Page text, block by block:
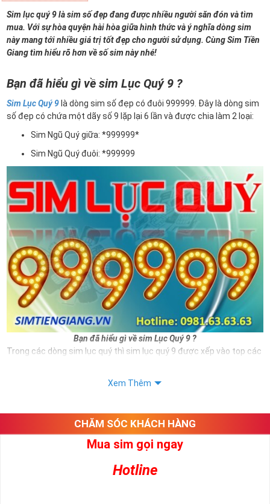
Sim lục quý 9 là sim số đẹp đang được nhiều người săn đón và tìm
mua. Với sự hòa quyện hài hòa giữa hình thức và ý nghĩa dòng sim
này mang tới nhiều giá trị tốt đẹp cho người sử dụng. Cùng Sim Tiền
Giang tìm hiểu rõ hơn về số sim này nhé!
Bạn đã hiểu gì về sim Lục Quý 9 ?
Sim Lục Quý 9 là dòng sim số đẹp có đuôi 999999. Đây là dòng sim
số đẹp có chứa một dãy số 9 lặp lại 6 lần và được chia làm 2 loại:
Sim Ngũ Quý giữa: *999999*
Sim Ngũ Quý đuôi: *999999
Bạn đã hiểu gì về sim Lục Quý 9 ?
Trong các dòng sim lục quý thì sim lục quý 9 được xếp vào top các
đẳng cấp cũng như vị thế của mình.
Sim Lục Quý 7 - "Sim Đẳng cấp - Số Doanh nhân"
Xem Thêm
CHĂM SÓC KHÁCH HÀNG
Mua sim gọi ngay
Hotline